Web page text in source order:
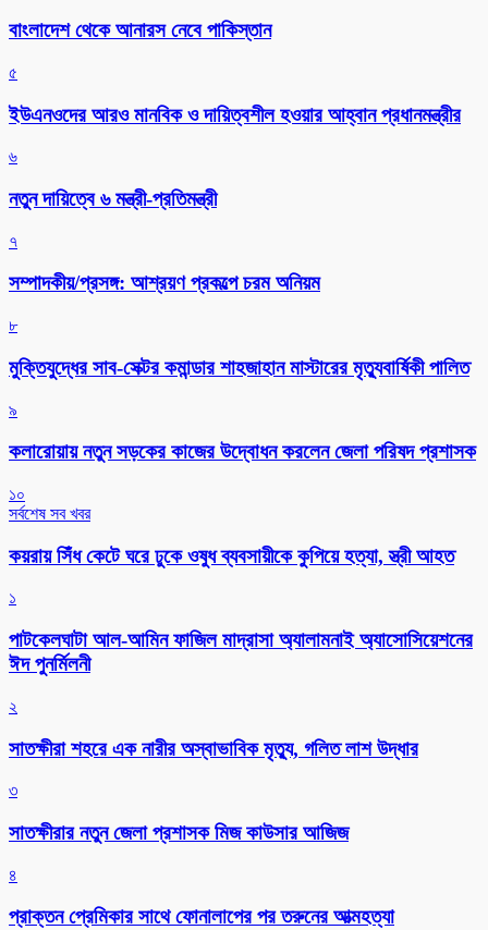
বাংলাদেশ থেকে আনারস নেবে পাকিস্তান
৫
ইউএনওদের আরও মানবিক ও দায়িত্বশীল হওয়ার আহ্বান প্রধানমন্ত্রীর
৬
নতুন দায়িত্বে ৬ মন্ত্রী-প্রতিমন্ত্রী
৭
সম্পাদকীয়/প্রসঙ্গ: আশ্রয়ণ প্রকল্পে চরম অনিয়ম
৮
মুক্তিযুদ্ধের সাব-সেক্টর কমান্ডার শাহজাহান মাস্টারের মৃত্যুবার্ষিকী পালিত
৯
কলারোয়ায় নতুন সড়কের কাজের উদ্বোধন করলেন জেলা পরিষদ প্রশাসক
১০
সর্বশেষ সব খবর
কয়রায় সিঁধ কেটে ঘরে ঢুকে ওষুধ ব্যবসায়ীকে কুপিয়ে হত্যা, স্ত্রী আহত
১
পাটকেলঘাটা আল-আমিন ফাজিল মাদ্রাসা অ্যালামনাই অ্যাসোসিয়েশনের
ঈদ পুনর্মিলনী
২
সাতক্ষীরা শহরে এক নারীর অস্বাভাবিক মৃত্যু, গলিত লাশ উদ্ধার
৩
সাতক্ষীরার নতুন জেলা প্রশাসক মিজ কাউসার আজিজ
৪
প্রাক্তন প্রেমিকার সাথে ফোনালাপের পর তরুনের আত্মহত্যা